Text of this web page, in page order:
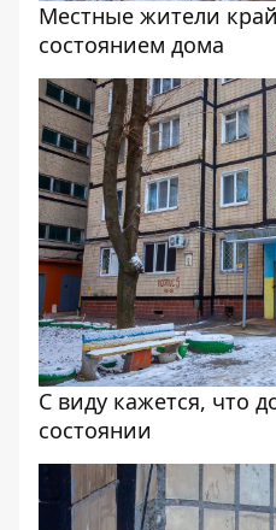
Местные жители
состоянием дома
С виду кажется, что
состоянии